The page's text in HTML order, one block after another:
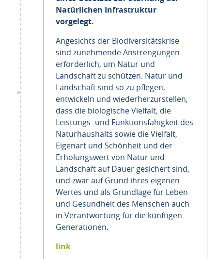
Natürlichen Infrastruktur
vorgelegt.
Angesichts der Biodiversitätskrise
sind zunehmende Anstrengungen
erforderlich, um Natur und
Landschaft zu schützen. Natur und
Landschaft sind so zu pflegen,
entwickeln und wiederherzurstellen,
dass die biologische Vielfalt, die
Leistungs- und Funktionsfähigkeit des
Naturhaushalts sowie die Vielfalt,
Eigenart und Schönheit und der
Erholungswert von Natur und
Landschaft auf Dauer gesichert sind,
und zwar auf Grund ihres eigenen
Wertes und als Grundlage für Leben
und Gesundheit des Menschen auch
in Verantwortung für die künftigen
Generationen.
link